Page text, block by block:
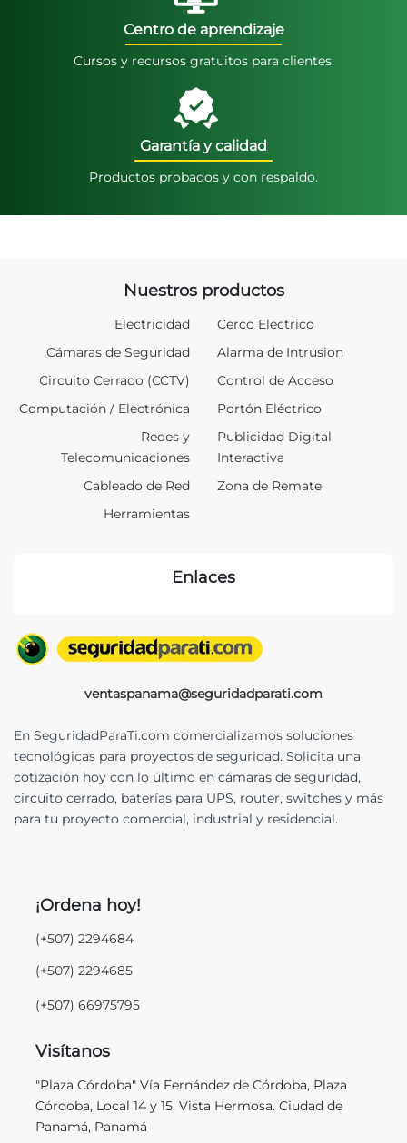
Centro de aprendizaje
Cursos y recursos gratuitos para clientes.
Garantía y calidad
Productos probados y con respaldo.
ventaspanama@seguridadparati.com
En SeguridadParaTi.com comercializamos soluciones
tecnológicas para proyectos de seguridad. Solicita una
cotización hoy con lo último en cámaras de seguridad,
circuito cerrado, baterías para UPS, router, switches y más
para tu proyecto comercial, industrial y residencial.
¡Ordena hoy!
(+507) 2294684
(+507) 2294685
(+507) 66975795
Visítanos
"Plaza Córdoba" Vía Fernández de Córdoba, Plaza
Córdoba, Local 14 y 15. Vista Hermosa. Ciudad de
Panamá, Panamá
Nuestros productos
Electricidad
Cámaras de Seguridad
Circuito Cerrado (CCTV)
Computación / Electrónica
Redes y
Telecomunicaciones
Cableado de Red
Herramientas
Cerco Electrico
Alarma de Intrusion
Control de Acceso
Portón Eléctrico
Publicidad Digital
Interactiva
Zona de Remate
Enlaces